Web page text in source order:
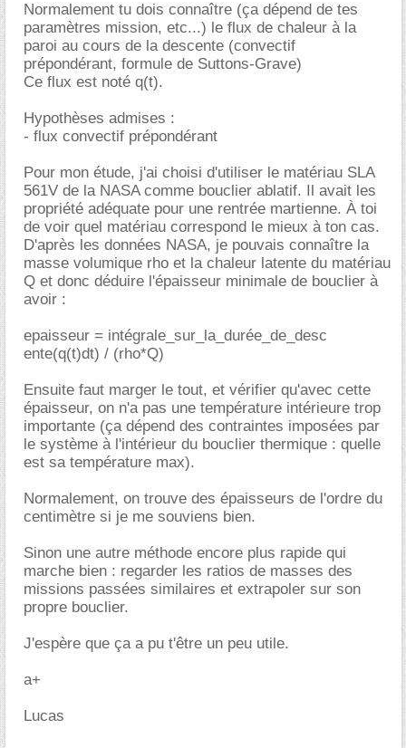
Normalement tu dois connaître (ça dépend de tes
paramètres mission, etc...) le flux de chaleur à la
paroi au cours de la descente (convectif
prépondérant, formule de Suttons-Grave)
Ce flux est noté q(t).
Hypothèses admises :
- flux convectif prépondérant
Pour mon étude, j'ai choisi d'utiliser le matériau SLA
561V de la NASA comme bouclier ablatif. Il avait les
propriété adéquate pour une rentrée martienne. À toi
de voir quel matériau correspond le mieux à ton cas.
D'après les données NASA, je pouvais connaître la
masse volumique rho et la chaleur latente du matériau
Q et donc déduire l'épaisseur minimale de bouclier à
avoir :
epaisseur = intégrale_sur_la_durée_de_desc
ente(q(t)dt) / (rho*Q)
Ensuite faut marger le tout, et vérifier qu'avec cette
épaisseur, on n'a pas une température intérieure trop
importante (ça dépend des contraintes imposées par
le système à l'intérieur du bouclier thermique : quelle
est sa température max).
Normalement, on trouve des épaisseurs de l'ordre du
centimètre si je me souviens bien.
Sinon une autre méthode encore plus rapide qui
marche bien : regarder les ratios de masses des
missions passées similaires et extrapoler sur son
propre bouclier.
J'espère que ça a pu t'être un peu utile.
a+
Lucas